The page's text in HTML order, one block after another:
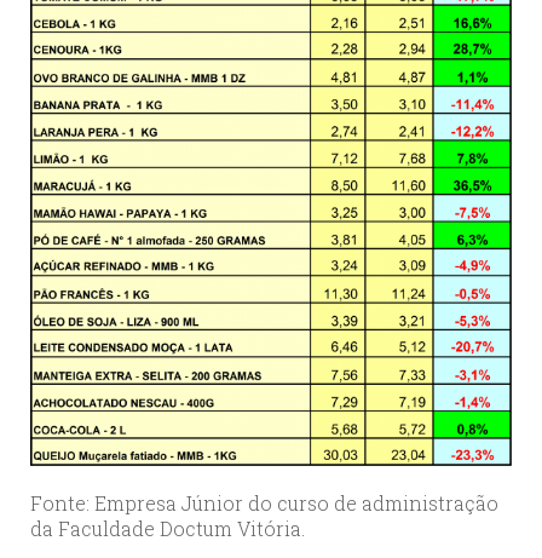
Fonte: Empresa Júnior do curso de administração
da Faculdade Doctum Vitória.